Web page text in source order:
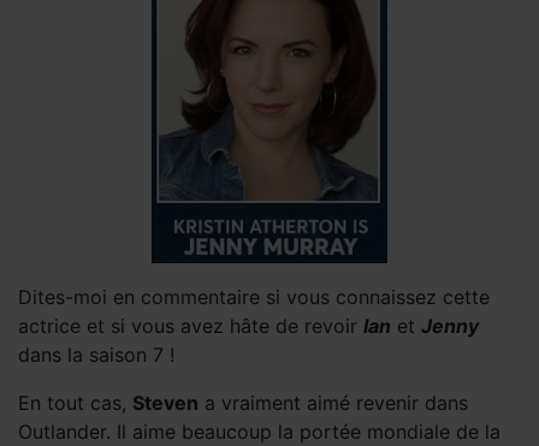
Dites-moi en commentaire si vous connaissez cette
actrice et si vous avez hâte de revoir Ian et Jenny
dans la saison 7 !
En tout cas, Steven a vraiment aimé revenir dans
Outlander. Il aime beaucoup la portée mondiale de la